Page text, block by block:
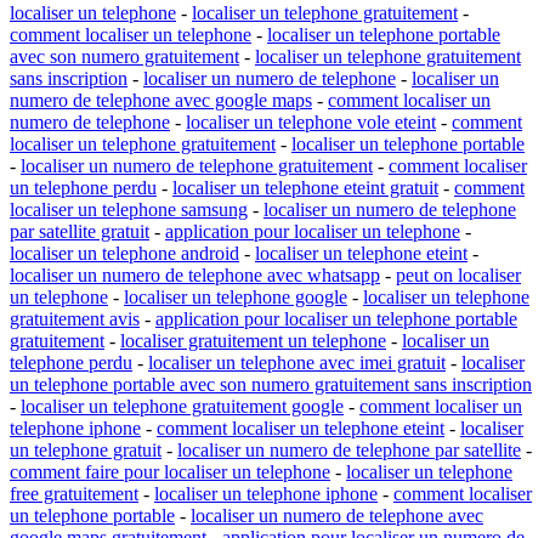
localiser un telephone - localiser un telephone gratuitement -
comment localiser un telephone - localiser un telephone portable
avec son numero gratuitement - localiser un telephone gratuitement
sans inscription - localiser un numero de telephone - localiser un
numero de telephone avec google maps - comment localiser un
numero de telephone - localiser un telephone vole eteint - comment
localiser un telephone gratuitement - localiser un telephone portable
- localiser un numero de telephone gratuitement - comment localiser
un telephone perdu - localiser un telephone eteint gratuit - comment
localiser un telephone samsung - localiser un numero de telephone
par satellite gratuit - application pour localiser un telephone -
localiser un telephone android - localiser un telephone eteint -
localiser un numero de telephone avec whatsapp - peut on localiser
un telephone - localiser un telephone google - localiser un telephone
gratuitement avis - application pour localiser un telephone portable
gratuitement - localiser gratuitement un telephone - localiser un
telephone perdu - localiser un telephone avec imei gratuit - localiser
un telephone portable avec son numero gratuitement sans inscription
- localiser un telephone gratuitement google - comment localiser un
telephone iphone - comment localiser un telephone eteint - localiser
un telephone gratuit - localiser un numero de telephone par satellite -
comment faire pour localiser un telephone - localiser un telephone
free gratuitement - localiser un telephone iphone - comment localiser
un telephone portable - localiser un numero de telephone avec